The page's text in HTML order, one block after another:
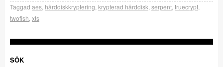
Taggad aes hårddiskkryptering krypterad hårddisk serpent truecrypt
twofish xts
SÖK